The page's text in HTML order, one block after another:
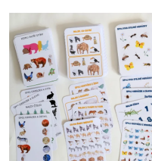
0,0
5
hvězdiček.